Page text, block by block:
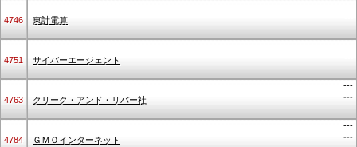
4746 東計電算
---
---
4751 サイバーエージェント
---
---
4763 クリーク・アンド・リバー社
---
---
4784 ＧＭＯインターネット
---
---